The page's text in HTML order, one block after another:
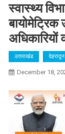
स्वास्थ्य
बायोमेट्रिक
अधिकारियों
उत्तराखंड देहरादून
December 18,